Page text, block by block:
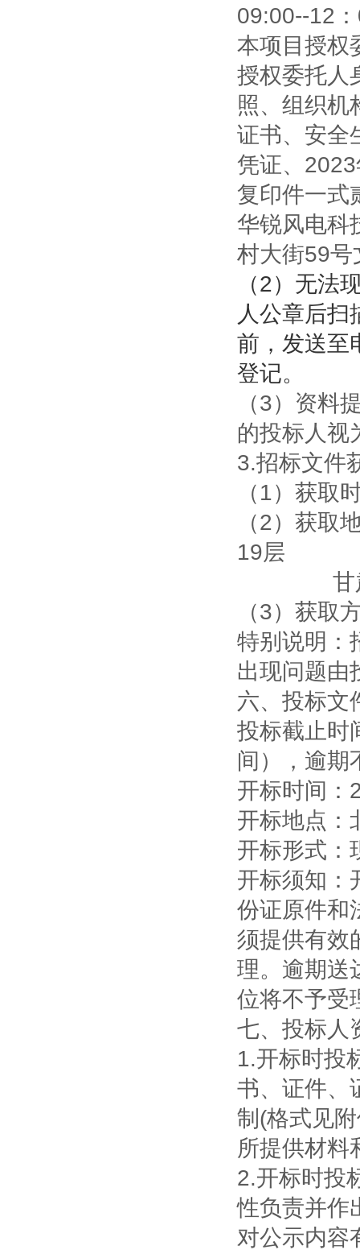
09:00--12
本项目授权
授权委托人
照、组织机
证书、安全
凭证、
复印件一式
华锐风电科
村大街59号
（2）无法
人公章后
前，发送至
登记。
（3）资料
的投标人视
3.招标文件
（1）获取
（2）获取
19层
甘
（3）获取
特别说明：
出现问题由
六、投标文
投标截止时
间），逾期
开标时间：
开标地点：
开标形式：
开标须知：
份证原件和
须提供有效
理。逾期送
位将不予受
七、投标人
1.开标时投
书、证件、
制(格式见
所提供材料
2.开标时投
性负责并作
对公示内容